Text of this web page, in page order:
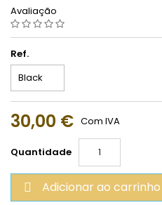
Avaliação
Ref.
30,00 € Com IVA
Quantidade
 Adicionar ao carrinho